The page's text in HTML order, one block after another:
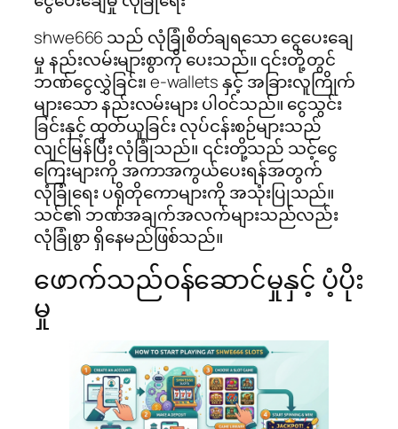
shwe666 သည် လုံခြုံစိတ်ချရသော ငွေပေးချေ
မှု နည်းလမ်းများစွာကို ပေးသည်။ ၎င်းတို့တွင်
ဘဏ်ငွေလွှဲခြင်း၊ e-wallets နှင့် အခြားလူကြိုက်
များသော နည်းလမ်းများ ပါဝင်သည်။ ငွေသွင်း
ခြင်းနှင့် ထုတ်ယူခြင်း လုပ်ငန်းစဉ်များသည်
လျင်မြန်ပြီး လုံခြုံသည်။ ၎င်းတို့သည် သင့်ငွေ
ကြေးများကို အကာအကွယ်ပေးရန်အတွက်
လုံခြုံရေး ပရိုတိုကောများကို အသုံးပြုသည်။
သင်၏ ဘဏ်အချက်အလက်များသည်လည်း
လုံခြုံစွာ ရှိနေမည်ဖြစ်သည်။
ဖောက်သည်ဝန်ဆောင်မှုနှင့် ပံ့ပိုး
မှု